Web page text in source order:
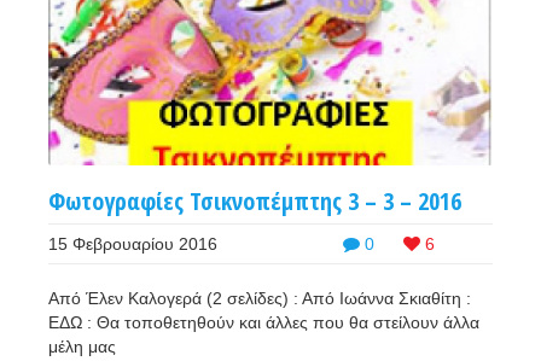
Φωτογραφίες Τσικνοπέμπτης 3 – 3 – 2016
0 6
15 Φεβρουαρίου 2016
Από Έλεν Καλογερά (2 σελίδες) : Από Ιωάννα Σκιαθίτη :
ΕΔΩ : Θα τοποθετηθούν και άλλες που θα στείλουν άλλα
μέλη μας